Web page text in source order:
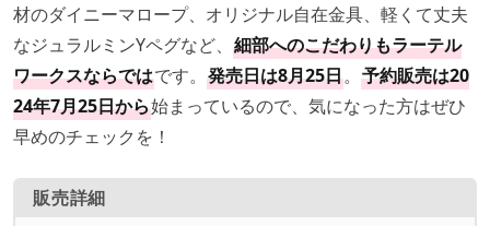
材のダイニーマロープ、オリジナル自在金具、軽くて丈夫
なジュラルミンYペグなど、 細部へのこだわりもラーテル
ワークスならではです。 発売日は8月25日。 予約販売は20
24年7月25日から始まっているので、気になった方はぜひ
早めのチェックを！
販売詳細